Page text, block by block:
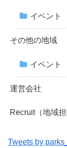
イベント
その他の地域
イベント
運営会社
Recruit（地域担
Tweets by